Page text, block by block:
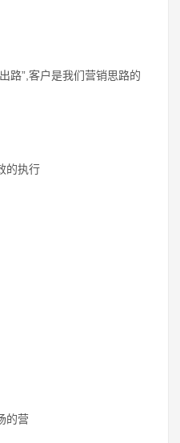
路”,客户是我们营销思路的
的执行
的营